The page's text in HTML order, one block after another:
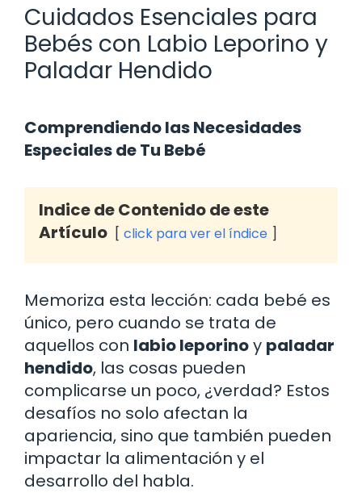
Cuidados Esenciales para
Bebés con Labio Leporino y
Paladar Hendido
Comprendiendo las Necesidades
Especiales de Tu Bebé
Indice de Contenido de este
Artículo
click para ver el índice
Memoriza esta lección: cada bebé es
único, pero cuando se trata de
aquellos con labio leporinoy paladar
hendido, las cosas pueden
complicarse un poco, ¿verdad? Estos
desafíos no solo afectan la
apariencia, sino que también pueden
impactar la alimentación y el
desarrollo del habla.